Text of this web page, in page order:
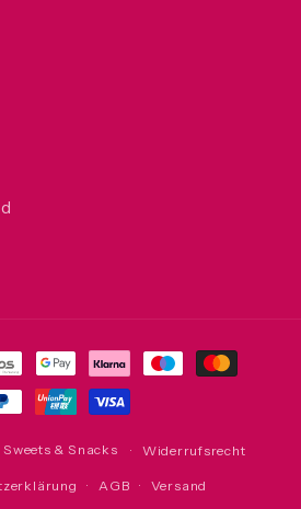
& Snacks Widerrufsrecht
AGB Versand